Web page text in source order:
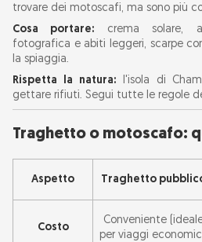
trovare dei motoscafi, ma sono più
Cosa portare: crema solare,
fotografica e abiti leggeri, scarpe
la spiaggia.
Rispetta la natura:l'isola di
gettare rifiuti. Segui tutte le regole
Traghetto o motoscafo:
Aspetto Traghetto
Costo
Conveniente
per viaggi